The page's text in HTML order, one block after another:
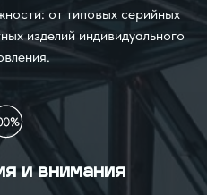
от типовых серийных
изделий индивидуального
и внимания